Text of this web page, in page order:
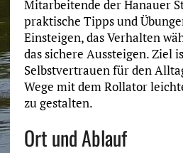
Mitarbeitende der Hanauer
praktische Tipps und
Einsteigen, das Verhalten
das sichere Aussteigen. Ziel
Selbstvertrauen für den
Wege mit dem Rollator
zu gestalten.
Ort und Ablauf